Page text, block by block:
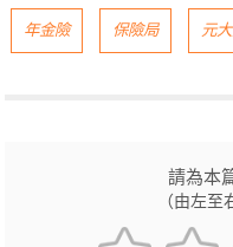
年金險 保險局 元
請為本
（由左至